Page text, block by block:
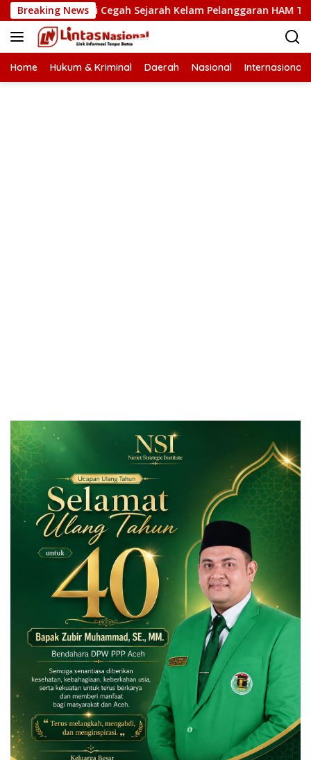
Langsung
ke
konten
Breaking News
Kunci Cegah Sejarah Kelam Pelanggaran HAM Terulang di
Home Hukum & Kriminal Daerah Nasional Internasional